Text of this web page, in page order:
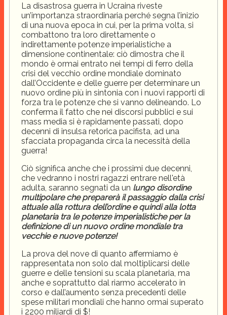
La disastrosa guerra in Ucraina riveste
un’importanza straordinaria perché segna l’inizio
di una nuova epoca in cui, per la prima volta, si
combattono tra loro direttamente o
indirettamente potenze imperialistiche a
dimensione continentale: ciò dimostra che il
mondo è ormai entrato nei tempi di ferro della
crisi del vecchio ordine mondiale dominato
dall’Occidente e delle guerre per determinare un
nuovo ordine più in sintonia con i nuovi rapporti di
forza tra le potenze che si vanno delineando. Lo
conferma il fatto che nei discorsi pubblici e sui
mass media si è rapidamente passati, dopo
decenni di insulsa retorica pacifista, ad una
sfacciata propaganda circa la necessità della
guerra!
Ciò significa anche che i prossimi due decenni,
che vedranno i nostri ragazzi entrare nell'età
adulta, saranno segnati da un lungo disordine
multipolare che preparerà il passaggio dalla crisi
attuale alla rottura dell’ordine e quindi alla lotta
planetaria tra le potenze imperialistiche per la
definizione di un nuovo ordine mondiale tra
vecchie e nuove potenze!
La prova del nove di quanto affermiamo è
rappresentata non solo dal moltiplicarsi delle
guerre e delle tensioni su scala planetaria, ma
anche e soprattutto dal riarmo accelerato in
corso e dall’aumento senza precedenti delle
spese militari mondiali che hanno ormai superato
i 2200 miliardi di $!